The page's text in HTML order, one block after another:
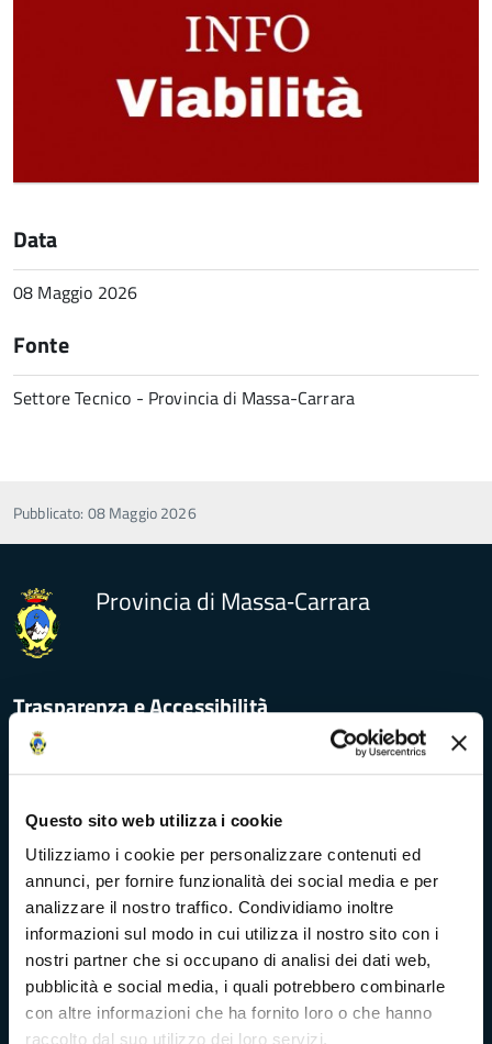
Questo sito web utilizza i cookie
Utilizziamo i cookie per personalizzare contenuti ed
annunci, per fornire funzionalità dei social media e per
analizzare il nostro traffico. Condividiamo inoltre
informazioni sul modo in cui utilizza il nostro sito con i
nostri partner che si occupano di analisi dei dati web,
pubblicità e social media, i quali potrebbero combinarle
con altre informazioni che ha fornito loro o che hanno
raccolto dal suo utilizzo dei loro servizi.
Data
08 Maggio 2026
Fonte
Settore Tecnico - Provincia di Massa-Carrara
Pubblicato: 08 Maggio 2026
Provincia di Massa‑Carrara
Trasparenza e Accessibilità
Amministrazione Trasparente
Bandi di concorso
Richieste di accesso
Problemi di accessibilità